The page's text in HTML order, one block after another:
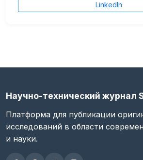
LinkedIn
Научно-технический журнал
Платформа для публикации
исследований в области
и науки.